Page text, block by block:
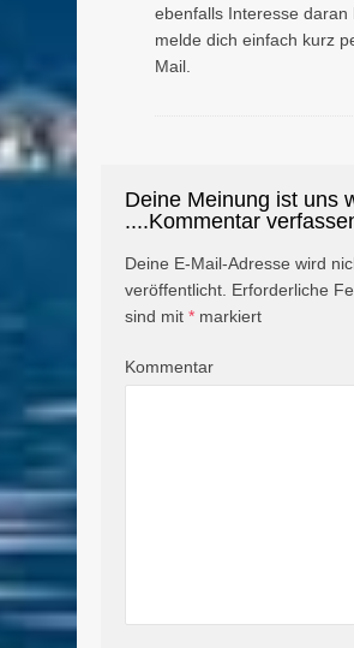
ebenfalls Interesse daran
melde dich einfach kurz
Mail.
Deine Meinung ist uns
....Kommentar
Deine E-Mail-Adresse wird
veröffentlicht. Erforderliche
sind mit * markiert
Kommentar